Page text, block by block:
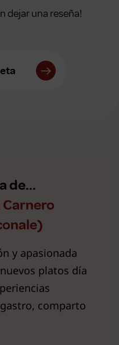
dejar una reseña!
de...
y apasionada
platos día
comparto